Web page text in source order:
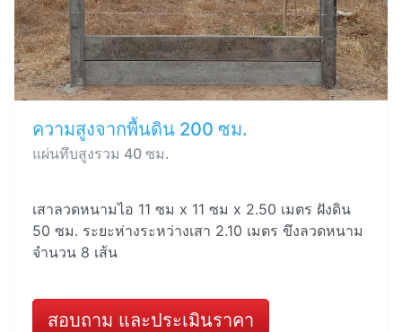
ความสูงจากพื้นดิน 200 ซม.
แผ่นทึบสูงรวม 40 ซม.
เสาลวดหนามไอ 11 ซม x 11 ซม x 2.50 เมตร ฝังดิน
50 ซม. ระยะห่างระหว่างเสา 2.10 เมตร ขึงลวดหนาม
จำนวน 8 เส้น
สอบถาม และประเมินราคา